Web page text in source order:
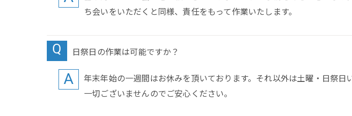
ち会いをいただくと同様、責任をもって作業いたします。
日祭日の作業は可能ですか？
年末年始の一週間はお休みを頂いております。それ以外は土曜・日祭
一切ございませんのでご安心ください。